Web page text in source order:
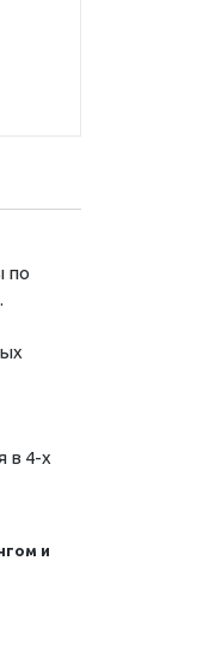
по
в 4-х
и